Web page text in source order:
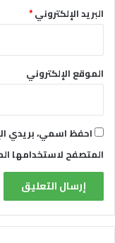
ةل
ء
ا
ل
و
م
ع
ى
ن
البريد الإلكتروني*
الموقع الإلكتروني
احفظ اسمي، بريدي
المتصفح لاستخدامها